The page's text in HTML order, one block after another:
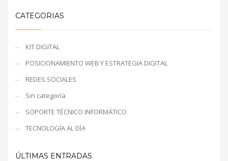
CATEGORIAS
KIT DIGITAL
POSICIONAMIENTO WEB Y ESTRATEGIA DIGITAL
REDES SOCIALES
Sin categoría
SOPORTE TÉCNICO INFORMÁTICO
TECNOLOGÍA AL DÍA
ÚLTIMAS ENTRADAS